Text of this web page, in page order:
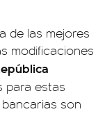
de las mejores
modificaciones
para estas
son